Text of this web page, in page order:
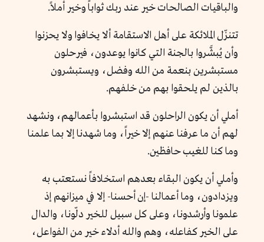
والباقيات الصالحات خير عند ربك ثواباً وخير أملاً.
تتنزّل الملائكة على أهل الاستقامة ألا يخافوا ولا يحزنوا
وأن يُبشَّروا بالجنة التي كانوا يوعدون، فيرحلون
مستبشرين بنعمة من الله وفضل، ويستبشرون
بالذين لم يلحقوا بهم من خلفهم.
أملي أن يكون الراحلون قد استبشروا بأعمالهم، ونشهد
لهم أن ما عرفنا عنهم إلا خيراً، وما شهدنا إلا بما علمنا
وما كنا للغيب حافظين.
وأملي أن يكون البقاء بعدهم استخلافاً نستعتب به
ويزدادون، وما أعمالنا -إن أحسنا- إلا في ميزانهم إذ
علمونا وأرشدونا، وعلى كل سبيل للخير دلّونا، والدال
على الخير كفاعله، وهم والله أدلاء خير من الفواعل،